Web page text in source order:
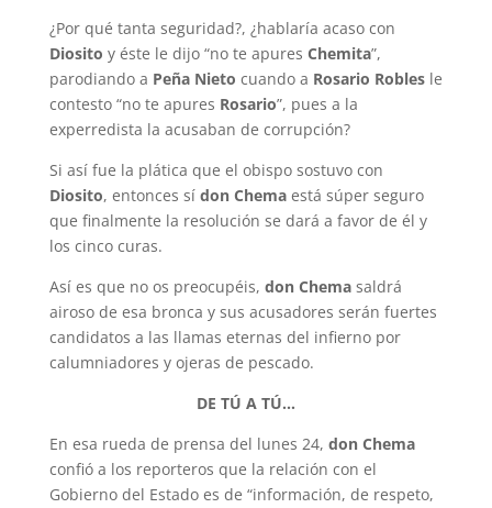
¿Por qué tanta seguridad?, ¿hablaría acaso con
Diosito y éste le dijo “no te apures Chemita”,
parodiando a Peña Nieto cuando a Rosario Robles le
contesto “no te apures Rosario”, pues a la
experredista la acusaban de corrupción?
Si así fue la plática que el obispo sostuvo con
Diosito, entonces sí don Chema está súper seguro
que finalmente la resolución se dará a favor de él y
los cinco curas.
Así es que no os preocupéis, don Chema saldrá
airoso de esa bronca y sus acusadores serán fuertes
candidatos a las llamas eternas del infierno por
calumniadores y ojeras de pescado.
DE TÚ A TÚ…
En esa rueda de prensa del lunes 24, don Chema
confió a los reporteros que la relación con el
Gobierno del Estado es de “información, de respeto,